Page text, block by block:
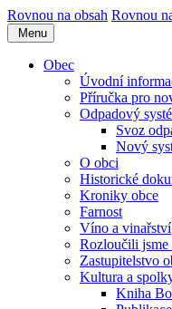
Rovnou na obsah Rovnou
Menu
Obec
Úvodní
Příručka pro
Odpadový
Svoz
Nový
O obci
Historické
Kroniky obce
Farnost
Víno a vinařství
Rozloučili jsme
Zastupitelstvo
Kultura a
Kniha